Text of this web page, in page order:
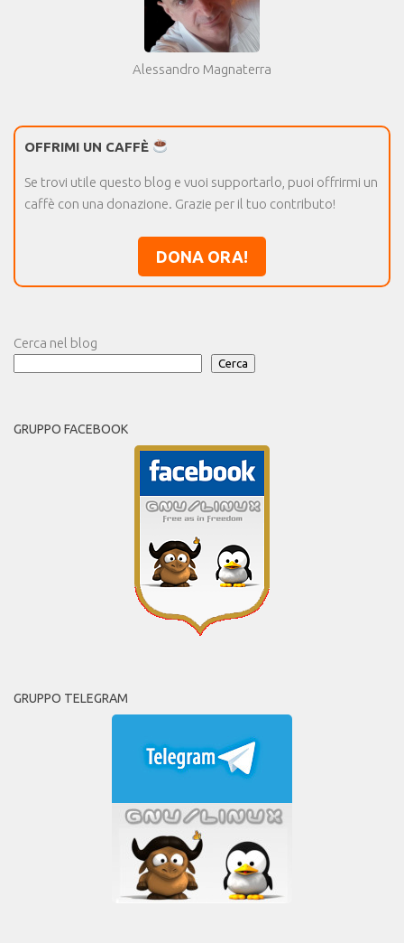
Alessandro Magnaterra
OFFRIMI UN CAFFÈ
Se trovi utile questo blog e vuoi supportarlo, puoi offrirmi un
caffè con una donazione. Grazie per il tuo contributo!
DONA ORA!
Cerca nel blog
Cerca
GRUPPO FACEBOOK
GRUPPO TELEGRAM